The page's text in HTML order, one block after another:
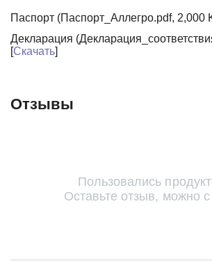
Паспорт (Паспорт_Аллегро.pdf, 2,000
Декларация
[Скачать]
Отзывы
Пользовались
Оставьте отзыв, можно